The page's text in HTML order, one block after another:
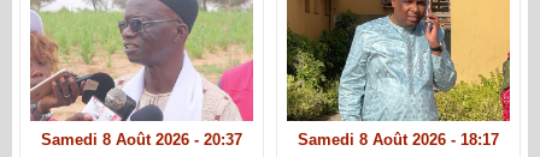
Samedi 8 Août 2026 - 20:37 Samedi 8 Août 2026 - 18:17